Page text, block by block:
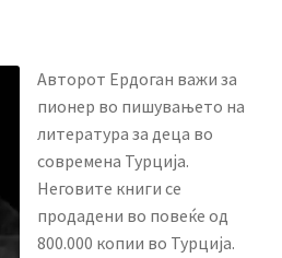
Авторот Ердоган важи за
пионер во пишувањето на
литература за деца во
современа Турција.
Неговите книги се
продадени во повеќе од
800.000 копии во Турција.